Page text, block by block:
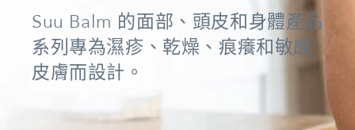
Suu Balm 的面部、頭皮和身體產品
系列專為濕疹、乾燥、痕癢和敏感
皮膚而設計。